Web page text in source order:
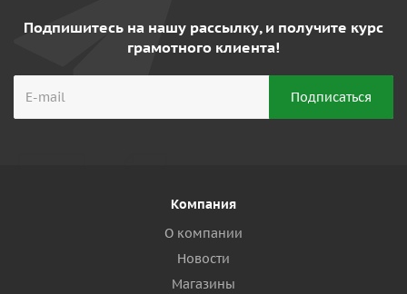
Подпишитесь на нашу рассылку, и получите курс
грамотного клиента!
Компания
О компании
Новости
Магазины